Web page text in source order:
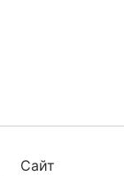
Сайт